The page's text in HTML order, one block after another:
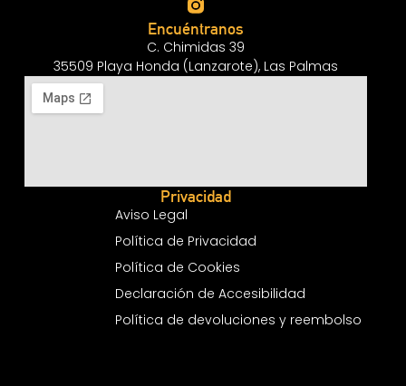
Encuéntranos
C. Chimidas 39
35509 Playa Honda (Lanzarote), Las Palmas
Privacidad
Aviso Legal
Política de Privacidad
Política de Cookies
Declaración de Accesibilidad
Política de devoluciones y reembolso